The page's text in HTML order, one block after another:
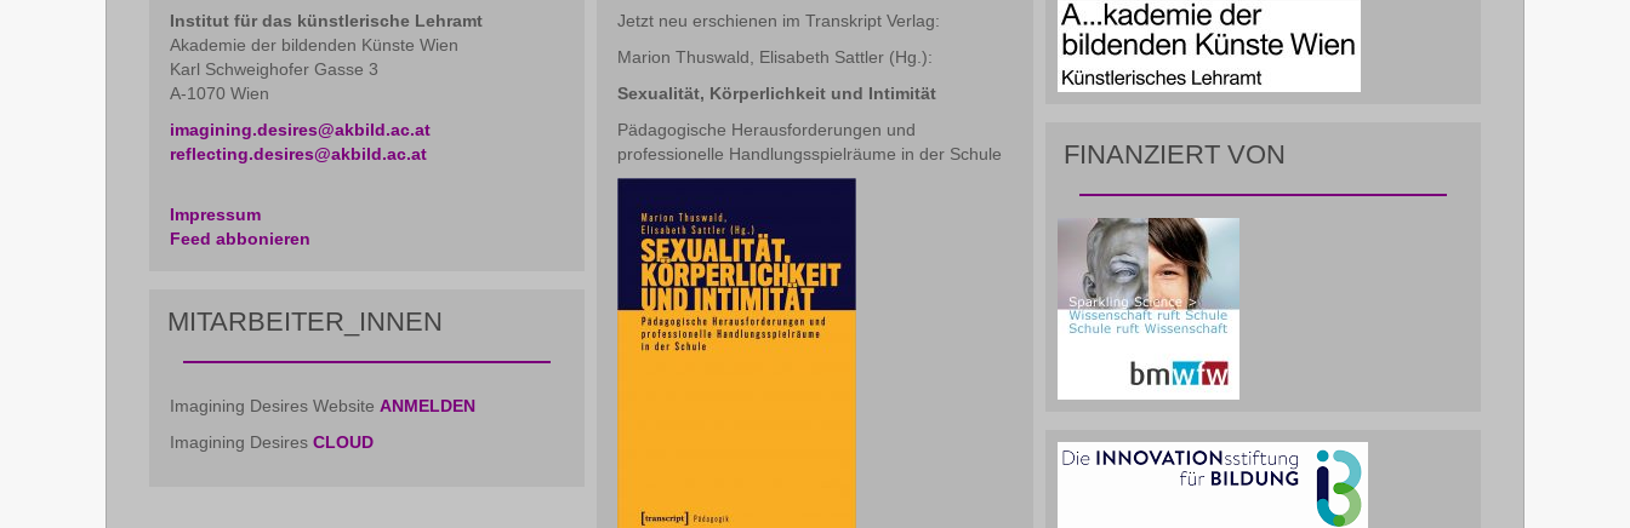
Institut für das künstlerische Lehramt
Akademie der bildenden Künste Wien
Karl Schweighofer Gasse 3
A-1070 Wien
imagining.desires@akbild.ac.at
reflecting.desires@akbild.ac.at
Impressum
Feed abbonieren
MITARBEITER_INNEN
Imagining Desires Website ANMELDEN
Imagining Desires CLOUD
Jetzt neu erschienen im Transkript Verlag:
Marion Thuswald, Elisabeth Sattler (Hg.):
Sexualität, Körperlichkeit und Intimität
Pädagogische Herausforderungen und
professionelle Handlungsspielräume in der Schule
FINANZIERT VON